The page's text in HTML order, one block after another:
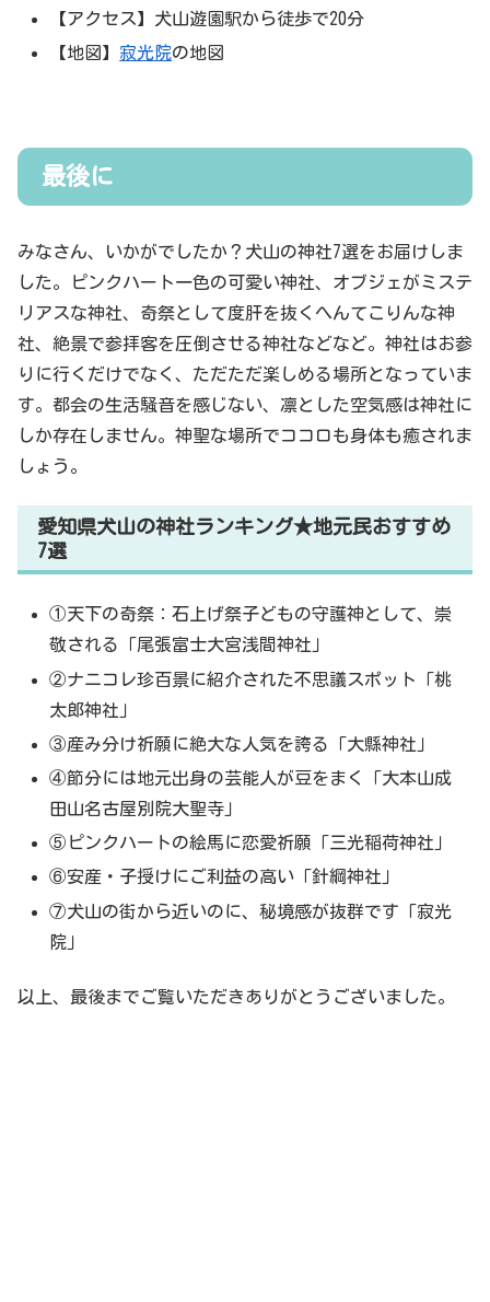
【アクセス】犬山遊園駅から徒歩で20分
【地図】 寂光院の地図
最後に
みなさん、いかがでしたか？犬山の神社7選をお届けしま
した。ピンクハート一色の可愛い神社、オブジェがミステ
リアスな神社、奇祭として度肝を抜くへんてこりんな神
社、絶景で参拝客を圧倒させる神社などなど。神社はお参
りに行くだけでなく、ただただ楽しめる場所となっていま
す。都会の生活騒音を感じない、凛とした空気感は神社に
しか存在しません。神聖な場所でココロも身体も癒されま
しょう。
愛知県犬山の神社ランキング★地元民おすすめ
7選
①天下の奇祭：石上げ祭子どもの守護神として、崇
敬される「尾張富士大宮浅間神社」
②ナニコレ珍百景に紹介された不思議スポット「桃
太郎神社」
③産み分け祈願に絶大な人気を誇る「大縣神社」
④節分には地元出身の芸能人が豆をまく「大本山成
田山名古屋別院大聖寺」
⑤ピンクハートの絵馬に恋愛祈願「三光稲荷神社」
⑥安産・子授けにご利益の高い「針綱神社」
⑦犬山の街から近いのに、秘境感が抜群です「寂光
院」
以上、最後までご覧いただきありがとうございました。